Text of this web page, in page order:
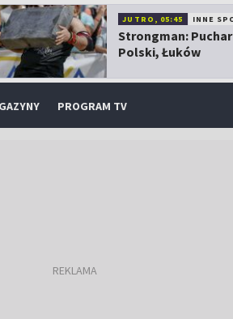
JUTRO, 05:45 INNE
Strongman: Puchar
Polski, Łuków
PROGRAM TV